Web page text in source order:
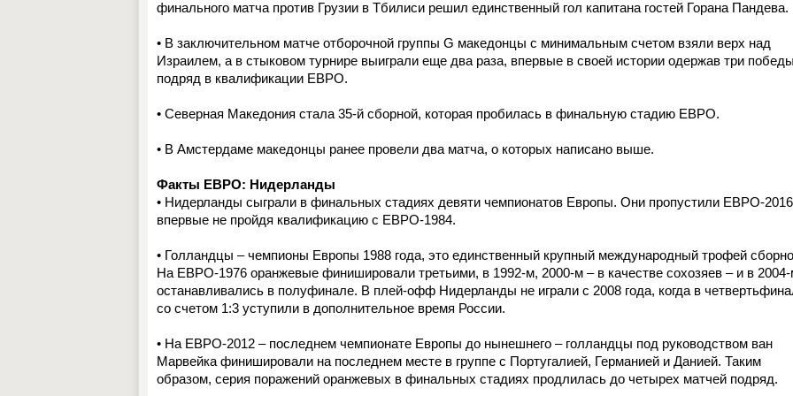
финального матча против Грузии в Тбилиси решил единственный гол капитана гостей Горана Пандева.
• В заключительном матче отборочной группы G македонцы с минимальным счетом взяли верх над
Израилем, а в стыковом турнире выиграли еще два раза, впервые в своей истории одержав три победы
подряд в квалификации ЕВРО.
• Северная Македония стала 35-й сборной, которая пробилась в финальную стадию ЕВРО.
• В Амстердаме македонцы ранее провели два матча, о которых написано выше.
Факты ЕВРО: Нидерланды
• Нидерланды сыграли в финальных стадиях девяти чемпионатов Европы. Они пропустили ЕВРО-
впервые не пройдя квалификацию с ЕВРО-1984.
• Голландцы – чемпионы Европы 1988 года, это единственный крупный международный трофей
На ЕВРО-1976 оранжевые финишировали третьими, в 1992-м, 2000-м – в качестве сохозяев – и в
останавливались в полуфинале. В плей-офф Нидерланды не играли с 2008 года, когда в
со счетом 1:3 уступили в дополнительное время России.
• На ЕВРО-2012 – последнем чемпионате Европы до нынешнего – голландцы под руководством ван
Марвейка финишировали на последнем месте в группе с Португалией, Германией и Данией. Таким
образом, серия поражений оранжевых в финальных стадиях продлилась до четырех матчей подряд.